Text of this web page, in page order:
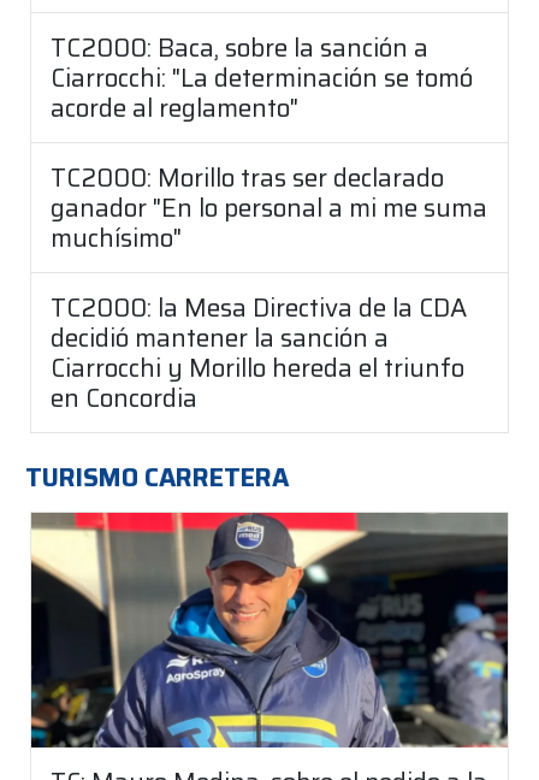
TC2000: Baca, sobre la sanción a
Ciarrocchi: "La determinación se tomó
acorde al reglamento"
TC2000: Morillo tras ser declarado
ganador "En lo personal a mi me suma
muchísimo"
TC2000: la Mesa Directiva de la CDA
decidió mantener la sanción a
Ciarrocchi y Morillo hereda el triunfo
en Concordia
TURISMO CARRETERA